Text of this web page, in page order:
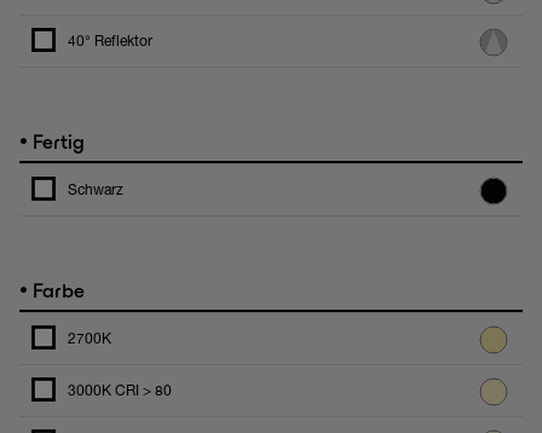
40° Reflektor
• Fertig
Schwarz
• Farbe
2700K
3000K CRI > 80